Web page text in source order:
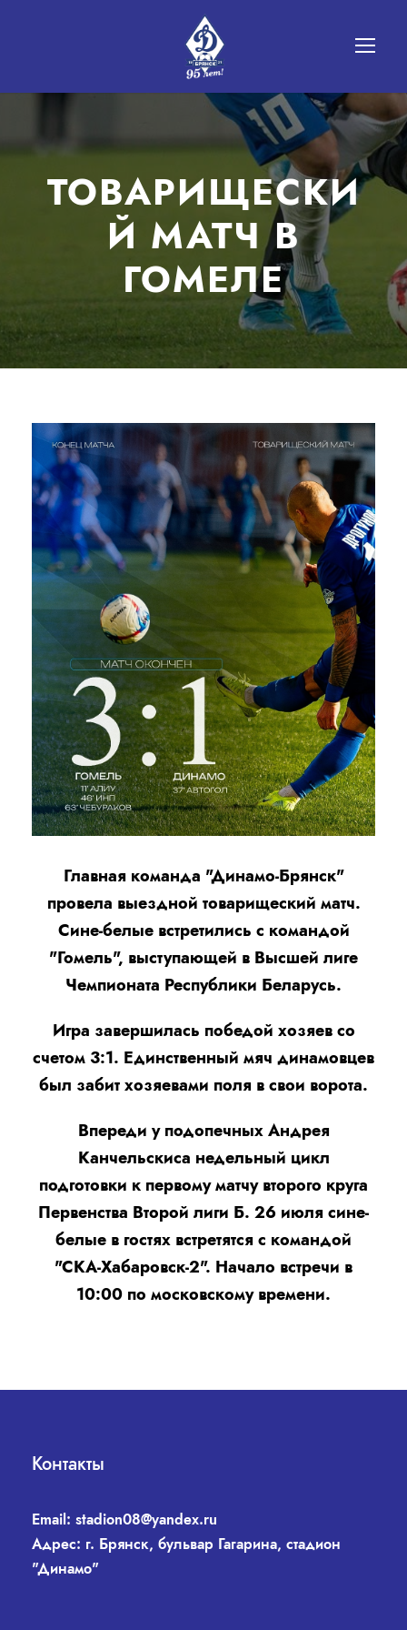
ТОВАРИЩЕСКИ
Й МАТЧ В
ГОМЕЛЕ
Главная команда "Динамо-Брянск"
провела выездной товарищеский матч.
Сине-белые встретились с командой
"Гомель", выступающей в Высшей лиге
Чемпионата Республики Беларусь.
Игра завершилась победой хозяев со
счетом 3:1. Единственный мяч динамовцев
был забит хозяевами поля в свои ворота.
Впереди у подопечных Андрея
Канчельскиса недельный цикл
подготовки к первому матчу второго круга
Первенства Второй лиги Б. 26 июля сине-
белые в гостях встретятся с командой
"СКА-Хабаровск-2". Начало встречи в
10:00 по московскому времени.
Контакты
Email: stadion08@yandex.ru
Адрес: г. Брянск, бульвар Гагарина, стадион
"Динамо"